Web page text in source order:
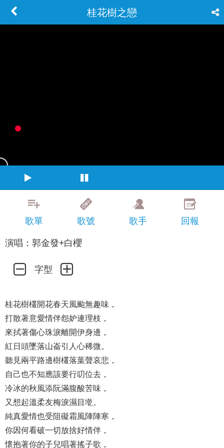
桂花樹之戀
歌單 歌號 歌手
回報
演唱：郭金發+白櫻
字型
桂花樹欉開花春天風颱無趣味，
打散著意愛情伴怨妒連理枝，
來拭著傷心珠淚離開伊身邊，
紅日頭墜落山崙引人心稀微。
聽見兩平路邊樹欉落葉聲哀悲，
自己也不知應該要行叨位去，
冷冰的秋風添阮滿腹酸苦味，
又想起溫柔友梅淚濕目墘。
純真愛情也受阻礙霜風陣陣寒，
你因何看破一切放捨好情伴，
懷抱著你的子兒唱著搖子歌，